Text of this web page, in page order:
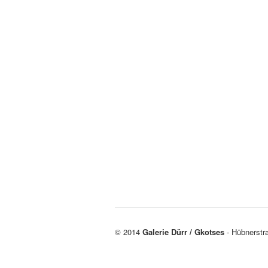
© 2014 Galerie Dürr / Gkotses -